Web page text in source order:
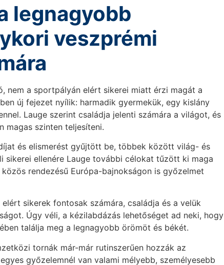
legnagyobb
veszprémi
nem a sportpályán elért sikerei miatt érzi magát a
új fejezet nyílik: harmadik gyermekük, egy kislány
Lauge szerint családja jelenti számára a világot, és
magas szinten teljesíteni.
és elismerést gyűjtött be, többek között világ- és
sikerei ellenére Lauge további célokat tűzött ki maga
rendezésű Európa-bajnokságon is győzelmet
sikerek fontosak számára, családja és a velük
Úgy véli, a kézilabdázás lehetőséget ad neki, hogy
találja meg a legnagyobb örömöt és békét.
tornák már-már rutinszerűen hozzák az
győzelemnél van valami mélyebb, személyesebb